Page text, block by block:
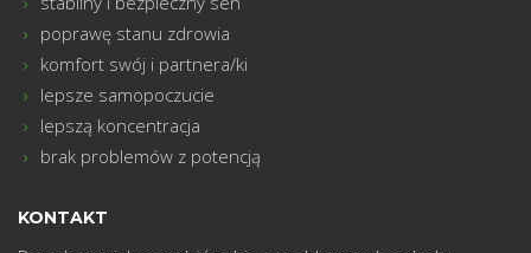
poprawę stanu zdrowia
komfort swój i partnera/ki
lepsze samopoczucie
lepszą koncentracja
brak problemów z potencją
KONTAKT